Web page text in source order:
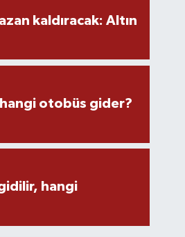
kaldıracak: Altın
otobüs gider?
hangi